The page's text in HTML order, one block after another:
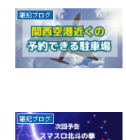
雑記ブログ
雑記ブログ